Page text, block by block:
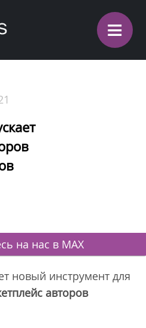
≡
на нас в MAX
новый инструмент для
авторов